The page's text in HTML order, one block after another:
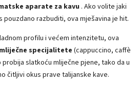
aparate za kavu . Ako volite jaki
razbuditi, ova mješavina je hit.
profilu i većem intenzitetu, ova
specijalitete (cappuccino, caffè
slatkoću mliječne pjene, tako da u
čitljivi okus prave talijanske kave.